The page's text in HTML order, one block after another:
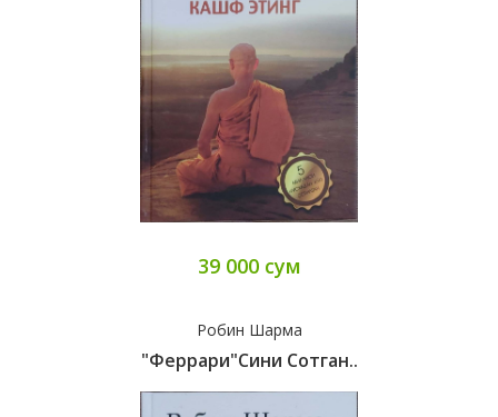
39 000 сум
Робин Шарма
"Феррари"сини Сотган..